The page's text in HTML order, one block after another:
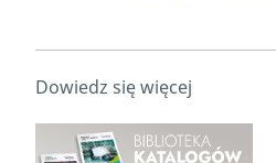
Dowiedz się więcej